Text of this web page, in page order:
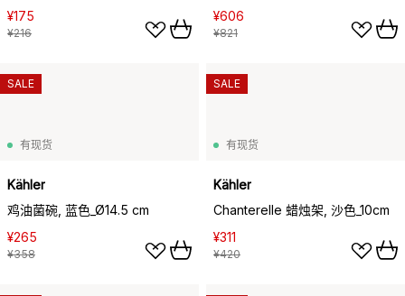
¥175
¥216
¥606
¥821
有现货
Kähler
鸡油菌碗, 蓝色_Ø14.5 cm
¥265
¥358
SALE
有现货
Kähler
Chanterelle 蜡烛架, 沙色_10cm
¥311
¥420
SALE